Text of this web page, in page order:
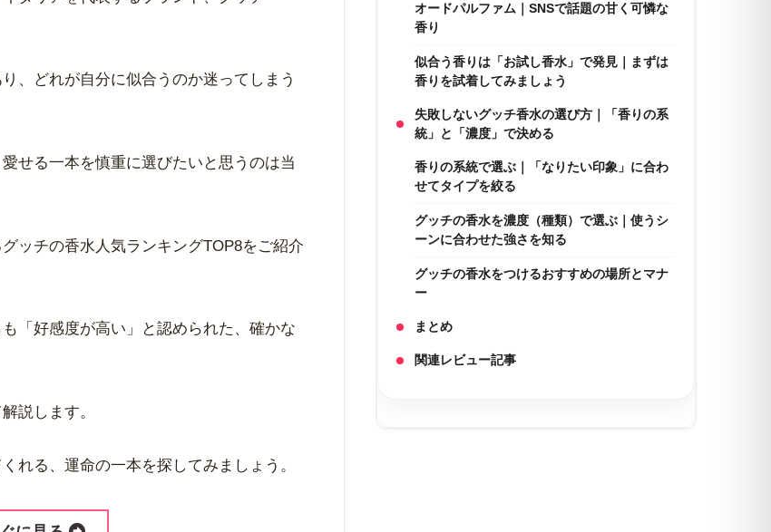
説します。
れる、運命の一本を探してみましょう。
オードパルファム｜SNSで話題の甘く可憐な
香り
似合う香りは「お試し香水」で発見｜まずは
香りを試着してみましょう
失敗しないグッチ香水の選び方｜「香りの系
統」と「濃度」で決める
香りの系統で選ぶ｜「なりたい印象」に合わ
せてタイプを絞る
グッチの香水を濃度（種類）で選ぶ｜使うシ
ーンに合わせた強さを知る
グッチの香水をつけるおすすめの場所とマナ
ー
まとめ
関連レビュー記事